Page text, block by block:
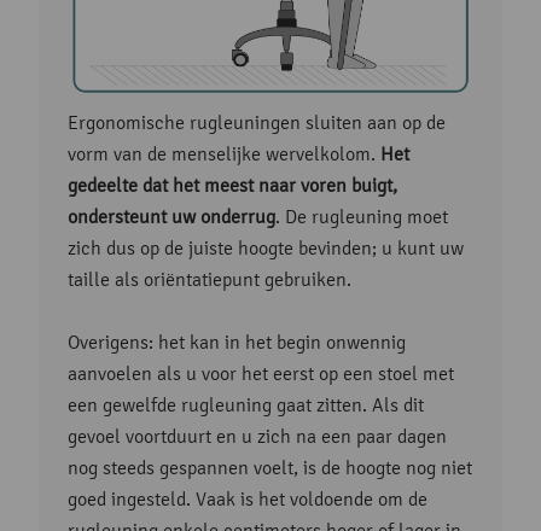
Ergonomische rugleuningen sluiten aan op de
vorm van de menselijke wervelkolom. Het
gedeelte dat het meest naar voren buigt,
ondersteunt uw onderrug. De rugleuning moet
zich dus op de juiste hoogte bevinden; u kunt uw
taille als oriëntatiepunt gebruiken.
Overigens: het kan in het begin onwennig
aanvoelen als u voor het eerst op een stoel met
een gewelfde rugleuning gaat zitten. Als dit
gevoel voortduurt en u zich na een paar dagen
nog steeds gespannen voelt, is de hoogte nog niet
goed ingesteld. Vaak is het voldoende om de